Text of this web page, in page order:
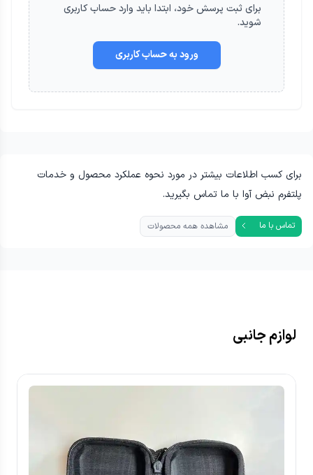
برای ثبت پرسشخود، ابتدا باید وارد حساب کاربری
شوید.
ورود به حساب کاربری
برای کسب اطلاعات بیشتر در مورد نحوه عملکرد محصول و خدمات
پلتفرم نبض آوا با ما تماس بگیرید.
تماس با ما مشاهده همه محصولات
لوازم جانبی